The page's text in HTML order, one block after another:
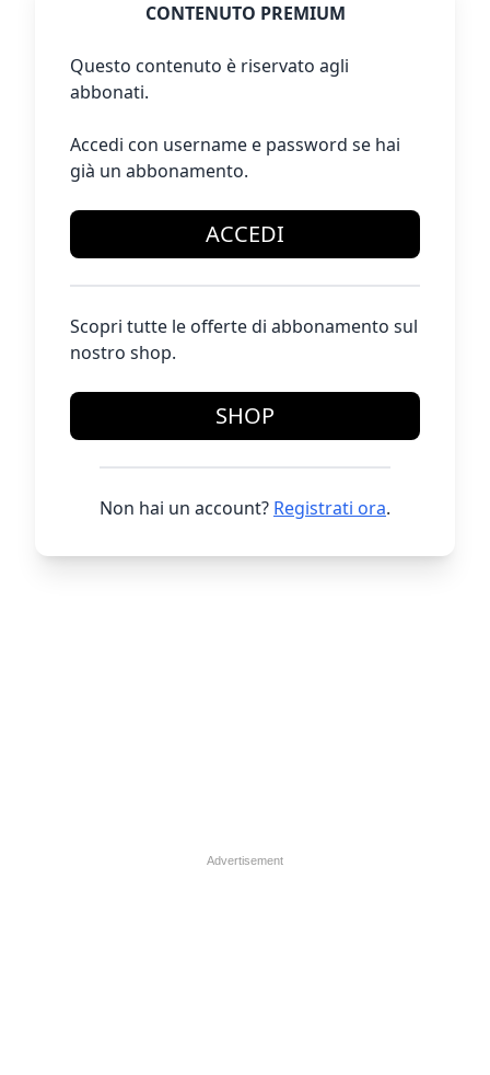
CONTENUTO PREMIUM
Questo contenuto è riservato agli
abbonati.
Accedi con username e password se hai
già un abbonamento.
ACCEDI
Scopri tutte le offerte di abbonamento sul
nostro shop.
SHOP
Non hai un account? Registrati ora.